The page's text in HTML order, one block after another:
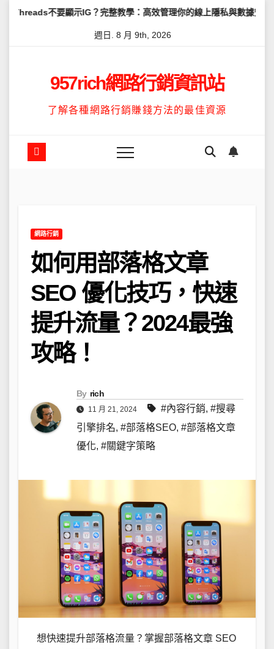
Skip示IG？完整教學：高效管理你的線上隱私與數據安全 怎麼讓
週日. 8 月 9th, 2026
957rich網路行銷資訊站
了解各種網路行銷賺錢方法的最佳資源
網路行銷
如何用部落格文章
SEO 優化技巧，快速
提升流量？2024最強
攻略！
By rich
11 月 21, 2024 #內容行銷, #搜尋
引擎排名, #部落格SEO, #部落格文章
優化, #關鍵字策略
想快速提升部落格流量？掌握部落格文章 SEO